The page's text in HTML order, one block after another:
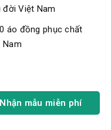
Việt Nam
áo đồng phục chất
Nhận mẫu miễn phí